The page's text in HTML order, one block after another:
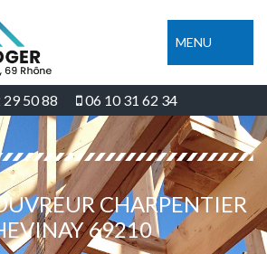
MENU
29 50 88 06 10 31 62 34
CHARPENTIER
69210